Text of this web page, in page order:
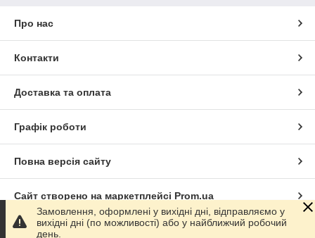
Про нас
Контакти
Доставка та оплата
Графік роботи
Повна версія сайту
Сайт створено на маркетплейсі Prom.ua
Політика конфіденційності
Замовлення, оформлені у вихідні дні, відправляємо у
вихідні дні (по можливості) або у найближчий робочий
день.